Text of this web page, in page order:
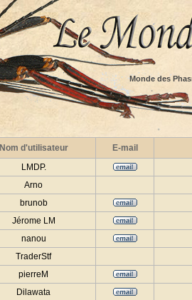
Monde des
Nom d'utilisateur
E-mail
LMDP.
Arno
brunob
Jérome LM
nanou
TraderStf
pierreM
Dilawata